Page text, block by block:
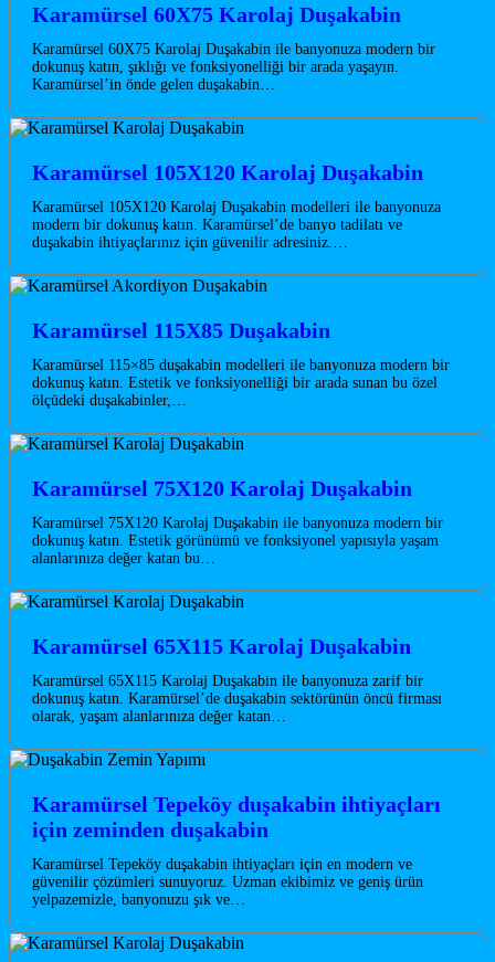
Karamürsel 60X75 Karolaj Duşakabin
Karamürsel 60X75 Karolaj Duşakabin ile banyonuza modern bir
dokunuş katın, şıklığı ve fonksiyonelliği bir arada yaşayın.
Karamürsel’in önde gelen duşakabin…
Karamürsel 105X120 Karolaj Duşakabin
Karamürsel 105X120 Karolaj Duşakabin modelleri ile banyonuza
modern bir dokunuş katın. Karamürsel’de banyo tadilatı ve
duşakabin ihtiyaçlarınız için güvenilir adresiniz.…
Karamürsel 115X85 Duşakabin
Karamürsel 115×85 duşakabin modelleri ile banyonuza modern bir
dokunuş katın. Estetik ve fonksiyonelliği bir arada sunan bu özel
ölçüdeki duşakabinler,…
Karamürsel 75X120 Karolaj Duşakabin
Karamürsel 75X120 Karolaj Duşakabin ile banyonuza modern bir
dokunuş katın. Estetik görünümü ve fonksiyonel yapısıyla yaşam
alanlarınıza değer katan bu…
Karamürsel 65X115 Karolaj Duşakabin
Karamürsel 65X115 Karolaj Duşakabin ile banyonuza zarif bir
dokunuş katın. Karamürsel’de duşakabin sektörünün öncü firması
olarak, yaşam alanlarınıza değer katan…
Karamürsel Tepeköy duşakabin ihtiyaçları
için zeminden duşakabin
Karamürsel Tepeköy duşakabin ihtiyaçları için en modern ve
güvenilir çözümleri sunuyoruz. Uzman ekibimiz ve geniş ürün
yelpazemizle, banyonuzu şık ve…